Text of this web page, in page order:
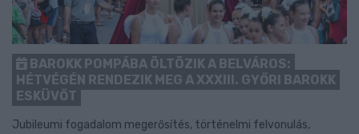
BAROKK POMPÁBA ÖLTÖZIK A BELVÁROS:
HÉTVÉGÉN RENDEZIK MEG A XXXIII. GYŐRI BAROKK
ESKÜVŐT
Jubileumi fogadalom megerősítés, történelmi felvonulás,